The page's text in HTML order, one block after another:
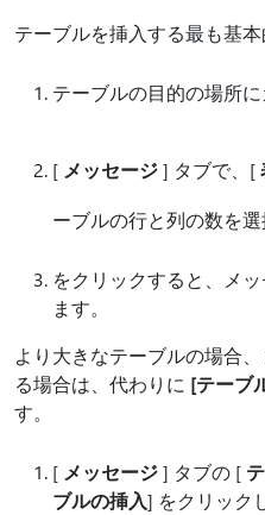
テーブルを挿入する最も基本
テーブルの目的の場所に
[ メッセージ] タブで、[
ーブルの行と列の数を選
をクリックすると、メ
ます。
より大きなテーブルの場合
る場合は、代わりに [テーブ
す。
[ メッセージ] タブの [
ブルの挿入] をクリック